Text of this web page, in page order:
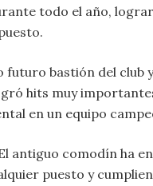
todo el año,
bastión del club
hits muy
en un equipo
antiguo comodín ha
puesto y